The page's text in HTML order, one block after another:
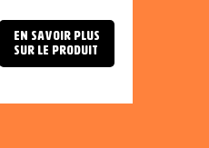
EN SAVOIR PLUS
SUR LE PRODUIT